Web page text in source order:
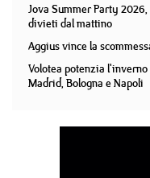
Jova Summer Party
divieti dal mattino
Aggius vince la
Volotea potenzia
Madrid, Bologna e Napoli